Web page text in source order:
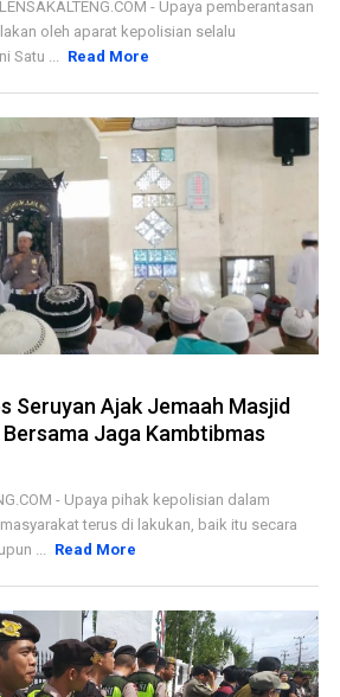
- Upaya pemberantasan
oleh aparat kepolisian selalu
Satu ... Read More
Seruyan Ajak Jemaah Masjid
Jaga Kambtibmas
- Upaya pihak kepolisian dalam
terus di lakukan, baik itu secara
... Read More